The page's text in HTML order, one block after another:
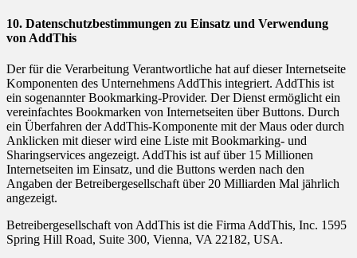
10. Datenschutzbestimmungen zu Einsatz und Verwendung
von AddThis
Der für die Verarbeitung Verantwortliche hat auf dieser Internetseite
Komponenten des Unternehmens AddThis integriert. AddThis ist
ein sogenannter Bookmarking-Provider. Der Dienst ermöglicht ein
vereinfachtes Bookmarken von Internetseiten über Buttons. Durch
ein Überfahren der AddThis-Komponente mit der Maus oder durch
Anklicken mit dieser wird eine Liste mit Bookmarking- und
Sharingservices angezeigt. AddThis ist auf über 15 Millionen
Internetseiten im Einsatz, und die Buttons werden nach den
Angaben der Betreibergesellschaft über 20 Milliarden Mal jährlich
angezeigt.
Betreibergesellschaft von AddThis ist die Firma AddThis, Inc. 1595
Spring Hill Road, Suite 300, Vienna, VA 22182, USA.